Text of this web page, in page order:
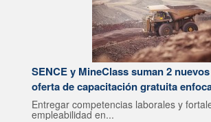
SENCE y MineClass suman 2
oferta de capacitación gratuita
Entregar competencias laborales y
empleabilidad en...